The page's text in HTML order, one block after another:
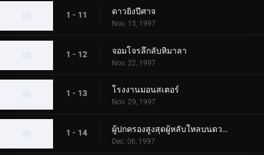
1 - 11 ดาวยิงปีศาจ
Nov. 15, 1997
1 - 12 จอมโจรลึกลับหิมาลา
Nov. 22, 1997
1 - 13 โรงงานมอนสเตอร์
Nov. 29, 1997
1 - 14 ผู้ปกครองสูงสุดผู้หลับใหลบนดวงจันทร์
Dec. 06, 1997